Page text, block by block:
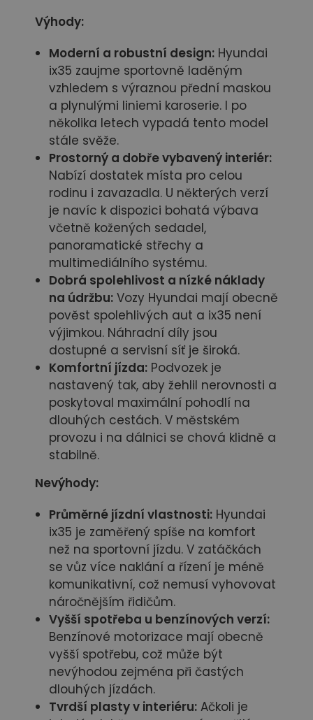
Výhody:
Moderní a robustní design: Hyundai
ix35 zaujme sportovně laděným
vzhledem s výraznou přední maskou
a plynulými liniemi karoserie. I po
několika letech vypadá tento model
stále svěže.
Prostorný a dobře vybavený interiér:
Nabízí dostatek místa pro celou
rodinu i zavazadla. U některých verzí
je navíc k dispozici bohatá výbava
včetně kožených sedadel,
panoramatické střechy a
multimediálního systému.
Dobrá spolehlivost a nízké náklady
na údržbu: Vozy Hyundai mají obecně
pověst spolehlivých aut a ix35 není
výjimkou. Náhradní díly jsou
dostupné a servisní síť je široká.
Komfortní jízda: Podvozek je
nastavený tak, aby žehlil nerovnosti a
poskytoval maximální pohodlí na
dlouhých cestách. V městském
provozu i na dálnici se chová klidně a
stabilně.
Nevýhody:
Průměrné jízdní vlastnosti: Hyundai
ix35 je zaměřený spíše na komfort
než na sportovní jízdu. V zatáčkách
se vůz více naklání a řízení je méně
komunikativní, což nemusí vyhovovat
náročnějším řidičům.
Vyšší spotřeba u benzínových verzí:
Benzínové motorizace mají obecně
vyšší spotřebu, což může být
nevýhodou zejména při častých
dlouhých jízdách.
Tvrdší plasty v interiéru: Ačkoli je